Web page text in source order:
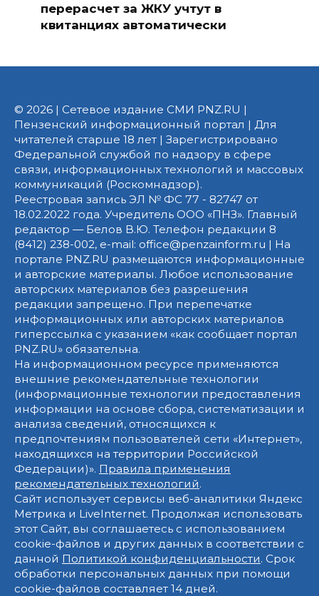
перерасчет за ЖКУ учтут в
квитанциях автоматически
© 2026 | Сетевое издание СМИ PNZ.RU |
Пензенский информационный портал | Для
читателей старше 18 лет | Зарегистрировано
Федеральной службой по надзору в сфере
связи, информационных технологий и массовых
коммуникаций (Роскомнадзор).
Реестровая запись ЭЛ № ФС 77 - 82747 от
18.02.2022 года. Учредитель ООО «ПНЗ». Главный
редактор — Белов В.Ю. Телефон редакции 8
(8412) 238-002, e-mail: office@penzainform.ru | На
портале PNZ.RU размещаются информационные
и авторские материалы. Любое использование
авторских материалов без разрешения
редакции запрещено. При перепечатке
информационных или авторских материалов
гиперссылка с указанием «как сообщает портал
PNZ.RU» обязательна.
На информационном ресурсе применяются
внешние рекомендательные технологии
(информационные технологии предоставления
информации на основе сбора, систематизации и
анализа сведений, относящихся к
предпочтениям пользователей сети «Интернет»,
находящихся на территории Российской
Федерации)». Правила применения
рекомендательных технологий.
Сайт использует сервисы веб-аналитики Яндекс
Метрика и LiveInternet. Продолжая использовать
этот Сайт, вы соглашаетесь с использованием
cookie-файлов и других данных в соответствии с
данной Политикой конфиденциальности. Срок
обработки персональных данных при помощи
cookie-файлов составляет 14 дней.